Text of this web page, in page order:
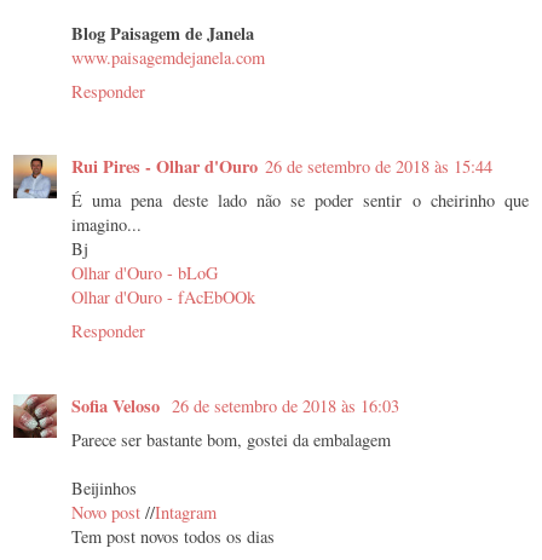
Blog Paisagem de Janela
www.paisagemdejanela.com
Responder
Rui Pires - Olhar d'Ouro 26 de setembro de 2018 às 15:44
É uma pena deste lado não se poder sentir o cheirinho que
imagino...
Bj
Olhar d'Ouro - bLoG
Olhar d'Ouro - fAcEbOOk
Responder
Sofia Veloso 26 de setembro de 2018 às 16:03
Parece ser bastante bom, gostei da embalagem
Beijinhos
Novo post //Intagram
Tem post novos todos os dias